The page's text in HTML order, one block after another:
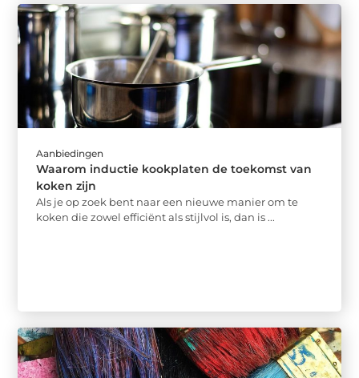
Aanbiedingen
Waarom inductie kookplaten de toekomst van
koken zijn
Als je op zoek bent naar een nieuwe manier om te
koken die zowel efficiënt als stijlvol is, dan is ...